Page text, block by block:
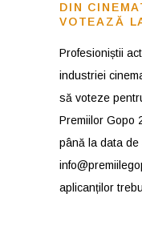
DIN
VOTEAZĂ
Profesioniștii
industriei
să voteze
Premiilor Gopo
până la data de
aplicanților